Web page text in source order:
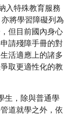
入特殊教育服務
將學習障礙列為
但目前國內身心
請殘障手冊的對
活適應上的諸多
取更適性化的教
生，除與普通學
道就學之外，依